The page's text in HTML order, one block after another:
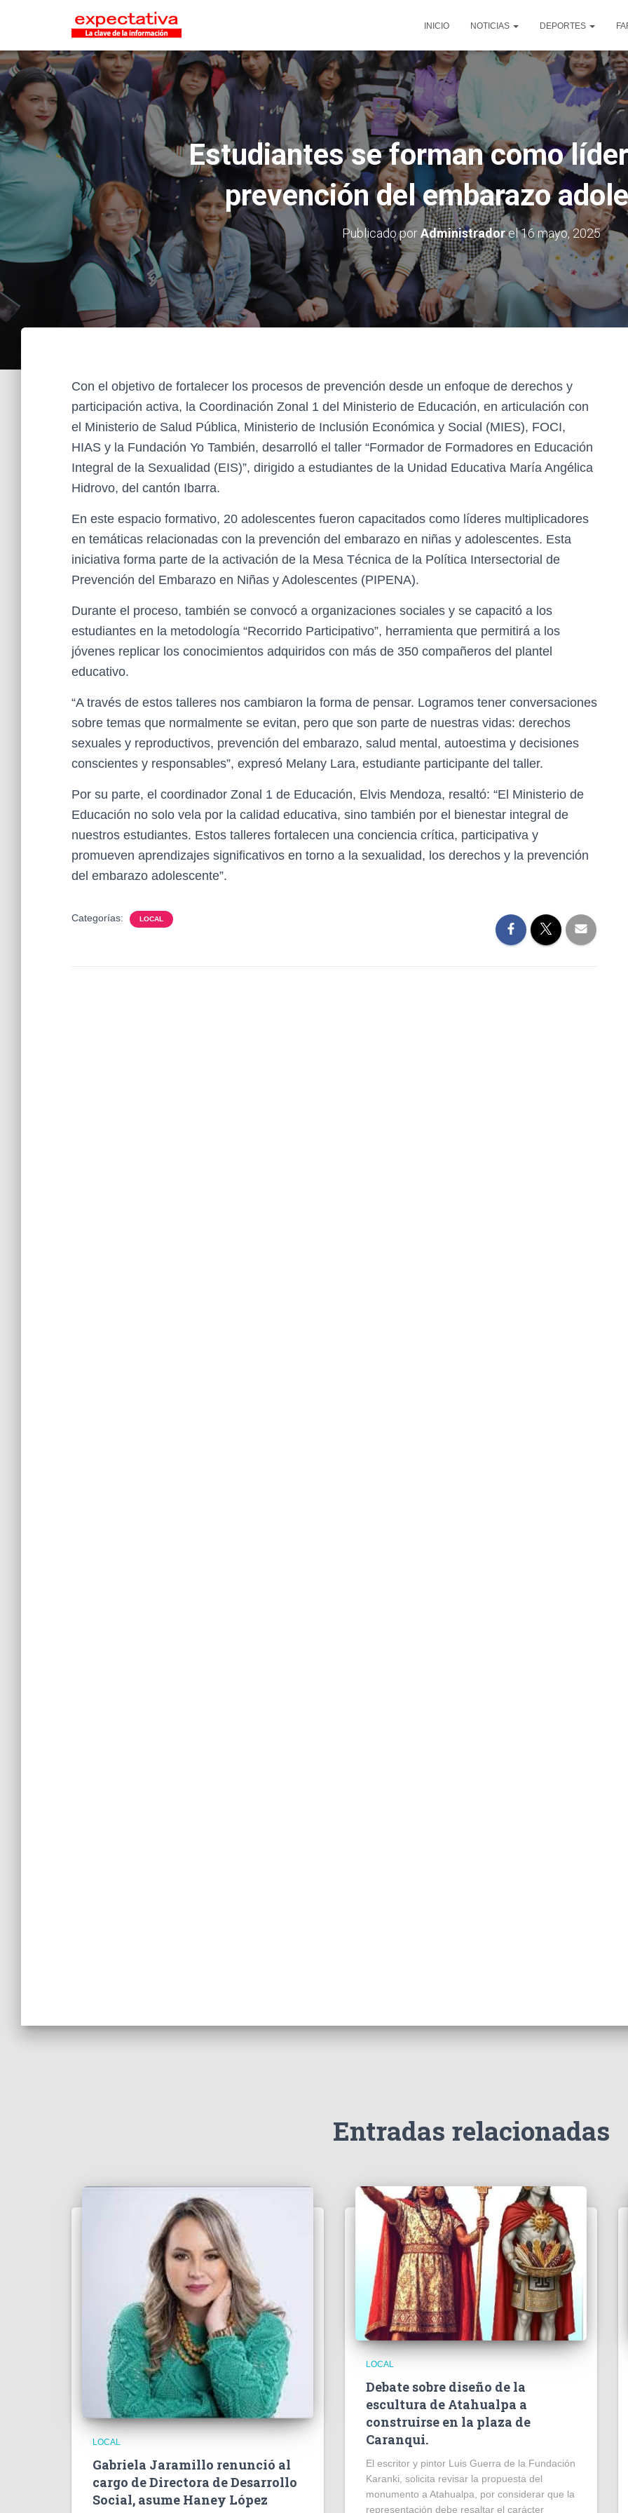
INICIO NOTICIAS DEPORTES
Estudiantes se forman como
prevención del embarazo
Publicado porAdministradorel16 mayo, 2025
Con el objetivo de fortalecer los procesos de prevención desde un enfoque de derechos y
participación activa, la Coordinación Zonal 1 del Ministerio de Educación, en articulación con
el Ministerio de Salud Pública, Ministerio de Inclusión Económica y Social (MIES), FOCI,
HIAS y la Fundación Yo También, desarrolló el taller “Formador de Formadores en Educación
Integral de la Sexualidad (EIS)”, dirigido a estudiantes de la Unidad Educativa María Angélica
Hidrovo, del cantón Ibarra.
En este espacio formativo, 20 adolescentes fueron capacitados como líderes multiplicadores
en temáticas relacionadas con la prevención del embarazo en niñas y adolescentes. Esta
iniciativa forma parte de la activación de la Mesa Técnica de la Política Intersectorial de
Prevención del Embarazo en Niñas y Adolescentes (PIPENA).
Durante el proceso, también se convocó a organizaciones sociales y se capacitó a los
estudiantes en la metodología “Recorrido Participativo”, herramienta que permitirá a los
jóvenes replicar los conocimientos adquiridos con más de 350 compañeros del plantel
educativo.
“A través de estos talleres nos cambiaron la forma de pensar. Logramos tener conversaciones
sobre temas que normalmente se evitan, pero que son parte de nuestras vidas: derechos
sexuales y reproductivos, prevención del embarazo, salud mental, autoestima y decisiones
conscientes y responsables”, expresó Melany Lara, estudiante participante del taller.
Por su parte, el coordinador Zonal 1 de Educación, Elvis Mendoza, resaltó: “El Ministerio de
Educación no solo vela por la calidad educativa, sino también por el bienestar integral de
nuestros estudiantes. Estos talleres fortalecen una conciencia crítica, participativa y
promueven aprendizajes significativos en torno a la sexualidad, los derechos y la prevención
del embarazo adolescente”.
Categorías: LOCAL
Entradas relacionadas
LOCAL
Gabriela Jaramillo renunció al
cargo de Directora de Desarrollo
Social, asume Haney López
LOCAL
Debate sobre diseño de la
escultura de Atahualpa a
construirse en la plaza de
Caranqui.
El escritor y pintor Luis Guerra de la Fundación
Karanki, solicita revisar la propuesta del
monumento a Atahualpa, por considerar que la
representación debe resaltar el carácter